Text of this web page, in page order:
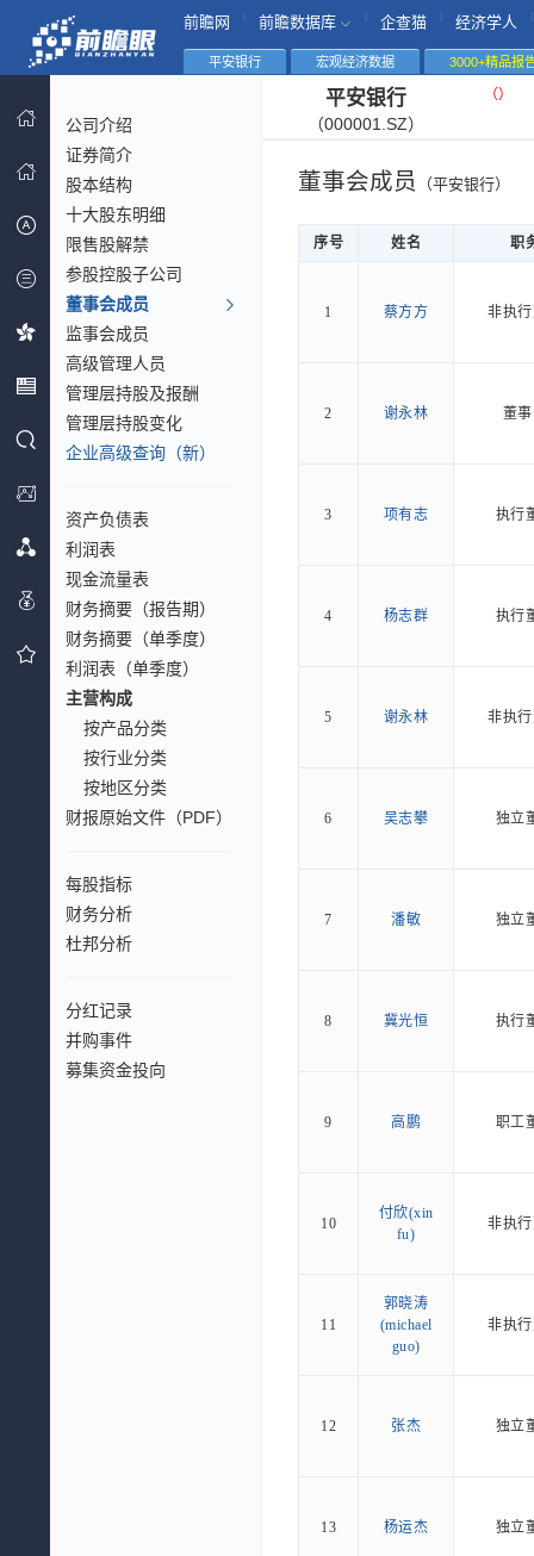
前瞻网 前瞻数据库 企查猫 经济学人
平安银行 宏观经济数据 3000+精品报
公司介绍
证券简介
股本结构
十大股东明细
限售股解禁
参股控股子公司
董事会成员
监事会成员
高级管理人员
管理层持股及报酬
管理层持股变化
企业高级查询（新）
资产负债表
利润表
现金流量表
财务摘要（报告期）
财务摘要（单季度）
利润表（单季度）
主营构成
按产品分类
按行业分类
按地区分类
财报原始文件（PDF）
每股指标
财务分析
杜邦分析
分红记录
并购事件
募集资金投向
平安银行
（000001.SZ）
（）
董事会成员 （平安银行）
序号 姓名 职
1 蔡方方 非执
2 谢永林 董
3 项有志 执行
4 杨志群 执行
5 谢永林 非执
6 吴志攀 独立
7 潘敏 独立
8 冀光恒 执行
9 高鹏 职工
10
付欣(xin
fu)
非执
11
郭晓涛
(michael
guo)
非执
12 张杰 独立
13 杨运杰 独立